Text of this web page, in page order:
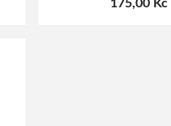
175,00 Kč